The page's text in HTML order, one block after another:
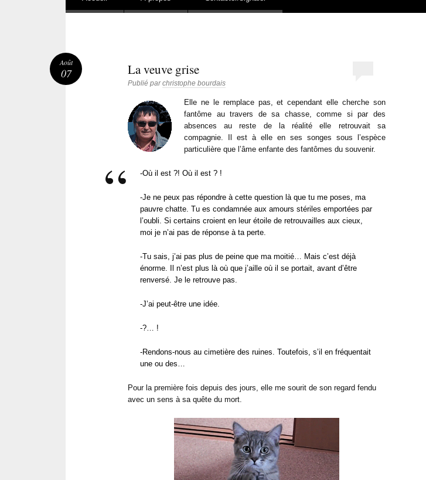
La veuve grise
Publié parchristophe bourdais
Elle ne le remplace pas, et cependant elle cherche son
fantôme au travers de sa chasse, comme si par des
absences au reste de la réalité elle retrouvait sa
compagnie. Il est à elle en ses songes sous l’espèce
particulière que l’âme enfante des fantômes du souvenir.
-Où il est ?! Où il est ? !
-Je ne peux pas répondre à cette question là que tu me poses, ma
pauvre chatte. Tu es condamnée aux amours stériles emportées par
l’oubli. Si certains croient en leur étoile de retrouvailles aux cieux,
moi je n’ai pas de réponse à ta perte.
-Tu sais, j’ai pas plus de peine que ma moitié… Mais c’est déjà
énorme. Il n’est plus là où que j’aille où il se portait, avant d’être
renversé. Je le retrouve pas.
-J’ai peut-être une idée.
-?… !
-Rendons-nous au cimetière des ruines. Toutefois, s’il en fréquentait
une ou des…
Pour la première fois depuis des jours, elle me sourit de son regard fendu
avec un sens à sa quête du mort.
Août
07